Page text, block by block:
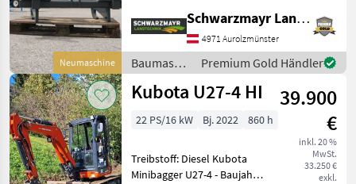
Neumaschine
Unterlenkerfanghacken
verschiebbar von KAT 2 auf
KAT 3 - mit Gabel für
Oberlenker Das Verkaufste
Schwarzmayr Landtechnik GmbH - Aurolzmünster
4971 Aurolzmünster
Baumaschinen
/ Sonstige
Premium Gold Händler
Kubota U27-4 HI
39.900
€
inkl. 20 %
MwSt.
33.250 €
exkl.
22 PS/16 kW Bj. 2022 860 h
Treibstoff: Diesel Kubota
Minibagger U27-4 - Baujahr